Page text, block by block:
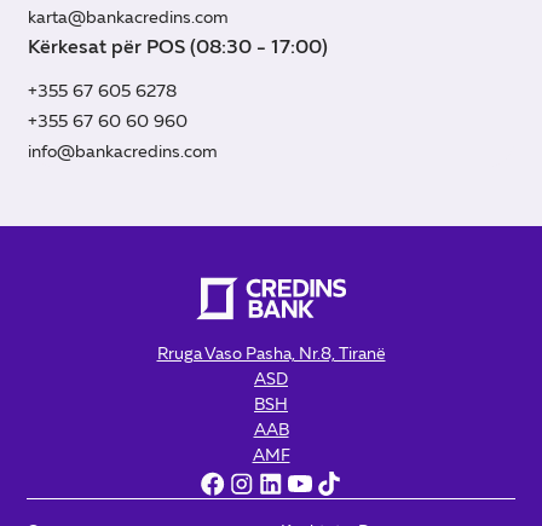
karta@bankacredins.com
Kërkesat për POS (08:30 - 17:00)
+355 67 605 6278
+355 67 60 60 960
info@bankacredins.com
Rruga Vaso Pasha, Nr.8, Tiranë
ASD
BSH
AAB
AMF